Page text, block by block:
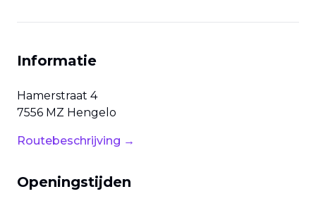
Informatie
Hamerstraat 4
7556 MZ Hengelo
Routebeschrijving →
Openingstijden